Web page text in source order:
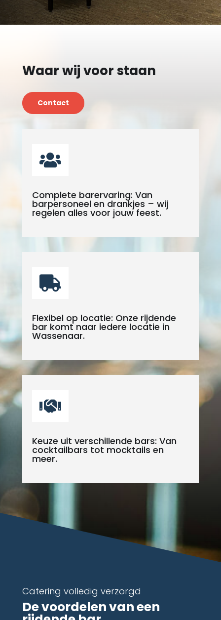
Waar wij voor staan
Contact

Complete barervaring: Van
barpersoneel en drankjes – wij
regelen alles voor jouw feest.

Flexibel op locatie: Onze rijdende
bar komt naar iedere locatie in
Wassenaar.

Keuze uit verschillende bars: Van
cocktailbars tot mocktails en
meer.
Catering volledig verzorgd
De voordelen van een